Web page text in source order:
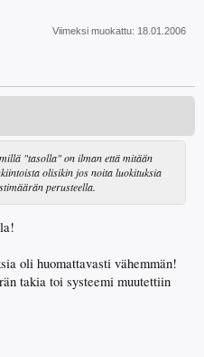
Viimeksi muokattu: 18.01.2006
"tasolla" on ilman että mitään
olisikin jos noita luokituksia
perusteella.
oli huomattavasti vähemmän!
takia toi systeemi muutettiin